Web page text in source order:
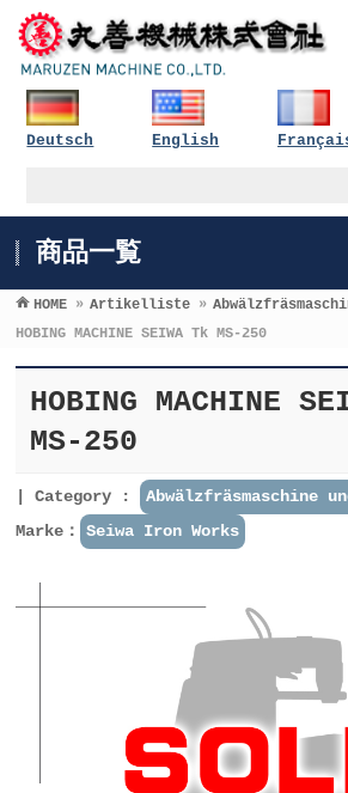
Deutsch English
商品一覧
HOME » Artikelliste »
HOBING MACHINE SEIWA Tk MS-250
HOBING MACHINE
MS-250
Category :
Abwälzfräsmaschine
Marke：
Seiwa Iron Works